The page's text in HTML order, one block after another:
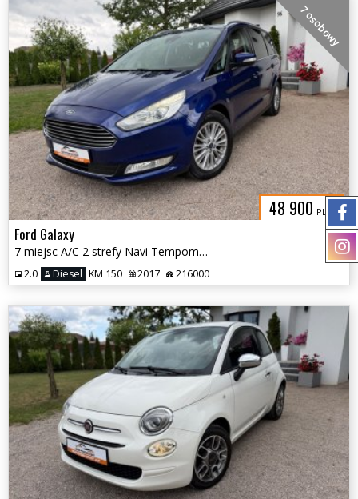
48 900 PLN
7 osobowy
Ford Galaxy
7 miejsc A/C 2 strefy Navi Tempomat Czujniki Grzane fotele Hak
2.0 Diesel KM 150 2017 216000